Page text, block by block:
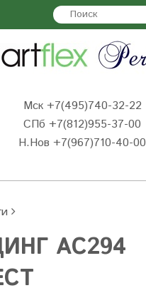
Мск +7(495)740-32-22
СПб +7(812)955-37-00
Н.Нов +7(967)710-40-00
AC294